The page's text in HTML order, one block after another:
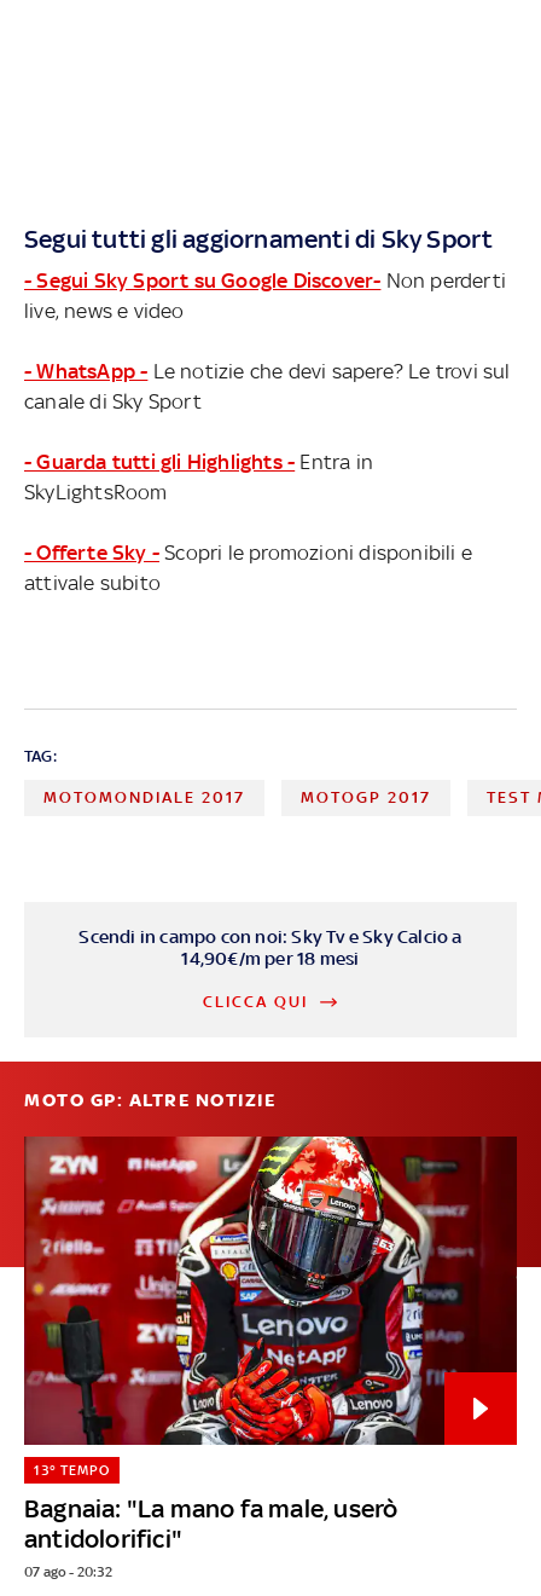
Segui tutti gli aggiornamenti di Sky Sport
- Segui Sky Sport su Google Discover- Non perderti
live, news e video
- WhatsApp - Le notizie che devi sapere? Le trovi sul
canale di Sky Sport
- Guarda tutti gli Highlights - Entra in
SkyLightsRoom
- Offerte Sky - Scopri le promozioni disponibili e
attivale subito
TAG:
MOTOMONDIALE 2017 MOTOGP 2017 TEST
Scendi in campo con noi: Sky Tv e Sky Calcio a
14,90€/m per 18 mesi
CLICCA QUI
MOTO GP: ALTRE NOTIZIE
Bagnaia: "La mano fa male, userò
antidolorifici"
13° TEMPO
07 ago - 20:32